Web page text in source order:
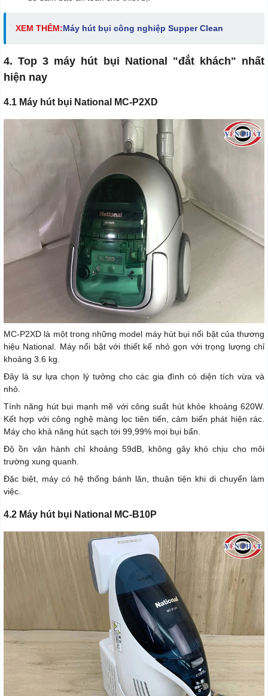
XEM THÊM:Máy hút bụi công nghiệp Supper Clean
4. Top 3 máy hút bụi National "đắt khách" nhất
hiện nay
4.1 Máy hút bụi National MC-P2XD
MC-P2XD là một trong những model máy hút bụi nổi bật của thương
hiệu National. Máy nổi bật với thiết kế nhỏ gọn với trọng lượng chỉ
khoảng 3.6 kg.
Đây là sự lựa chọn lý tưởng cho các gia đình có diện tích vừa và
nhỏ.
Tính năng hút bụi mạnh mẽ với công suất hút khỏe khoảng 620W.
Kết hợp với công nghệ màng lọc tiên tiến, cảm biến phát hiện rác.
Máy cho khả năng hút sạch tới 99,99% mọi bụi bẩn.
Độ ồn vận hành chỉ khoảng 59dB, không gây khó chịu cho môi
trường xung quanh.
Đặc biệt, máy có hệ thống bánh lăn, thuận tiện khi di chuyển làm
việc.
4.2 Máy hút bụi National MC-B10P